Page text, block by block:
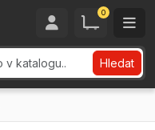
0
Hledat